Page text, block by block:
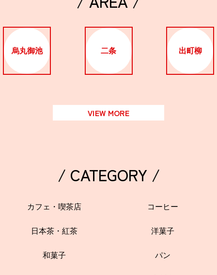
CULTURE
すべて
関西で開催。
おすすめの映画
紹介します。
おすすめのイベント
烏丸御池 二条 出町柳
VIEW MORE
/ CATEGORY /
カフェ・喫茶店 コーヒー
日本茶・紅茶 洋菓子
和菓子 パン